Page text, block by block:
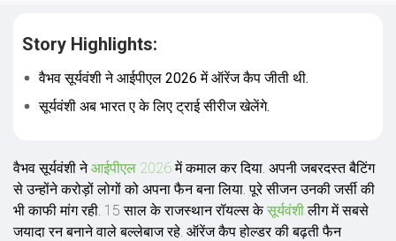
Story Highlights:
वैभव सूर्यवंशी ने आईपीएल 2026 में ऑरेंज कैप जीती थी.
सूर्यवंशी अब भारत ए के लिए ट्राई सीरीज खेलेंगे.
वैभव सूर्यवंशी नेआईपीएल 2026में कमाल कर द‍िया. अपनी जबरदस्त बैटिंग
से उन्होंने करोड़ों लोगों को अपना फैन बना लिया. पूरे सीजन उनकी जर्सी की
भी काफी मांग रही. 15 साल के राजस्थान रॉयल्स केसूर्यवंशीलीग में सबसे
जयादा रन बनाने वाले बल्लेबाज रहे. ऑरेंज कैप होल्डर की बढ़ती फैन